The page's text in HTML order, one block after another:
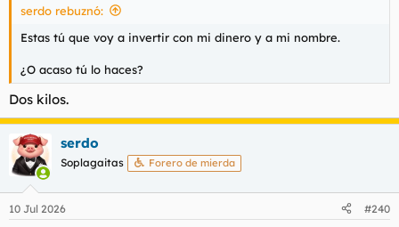
serdo rebuznó:
Estas tú que voy a invertir con mi dinero y a mi nombre.
¿O acaso tú lo haces?
Dos kilos.
serdo
Soplagaitas Forero de mierda
10 Jul 2026 #240